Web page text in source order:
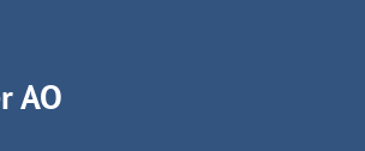
AO